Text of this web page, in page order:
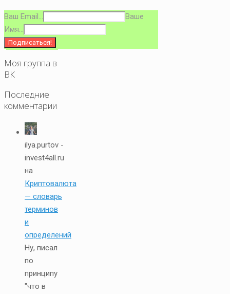
Ваш Email...
Ваше
Имя...
Моя группа в
ВК
Последние
комментарии
ilya.purtov -
invest4all.ru
на
Криптовалюта
— словарь
терминов
и
определений
Ну, писал
по
принципу
"что в